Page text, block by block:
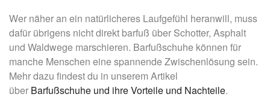
Wer näher an ein natürlicheres Laufgefühl heranwill, muss
dafür übrigens nicht direkt barfuß über Schotter, Asphalt
und Waldwege marschieren. Barfußschuhe können für
manche Menschen eine spannende Zwischenlösung sein.
Mehr dazu findest du in unserem Artikel
über Barfußschuhe und ihre Vorteile und Nachteile.